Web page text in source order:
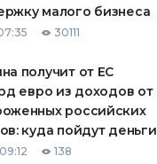
ПО
ПОЛИСЫ
КОМПАНИИ
О СТРАХОВЫХ
малого бизнеса
30111
получит от ЕС
евро из доходов от
российских
куда пойдут деньги
138